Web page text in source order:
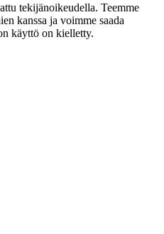
tekijänoikeudella. Teemme
kanssa ja voimme saada
käyttö on kielletty.